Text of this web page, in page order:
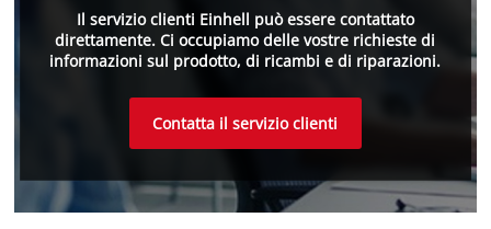
Il servizio clienti Einhell può essere contattato
direttamente. Ci occupiamo delle vostre richieste di
informazioni sul prodotto, di ricambi e di riparazioni.
Contatta il servizio clienti